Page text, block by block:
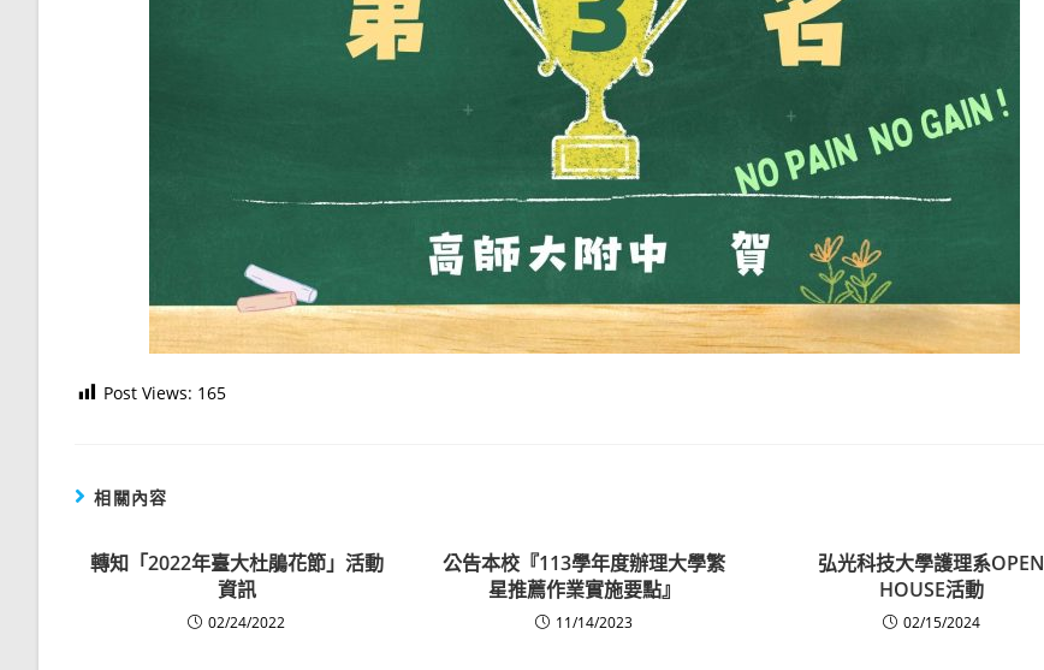
Post Views: 165
相關內容
轉知「2022年臺大杜鵑花節」活動
資訊
02/24/2022
公告本校『113學年度辦理大學繁
星推薦作業實施要點』
11/14/2023
弘光科技大學護理系OPEN
HOUSE活動
02/15/2024